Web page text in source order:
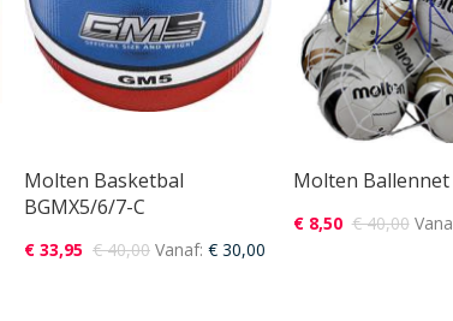
Molten Basketbal
BGMX5/6/7-C
€ 33,95 € 40,00 Vanaf € 30,00
Molten Ballennet
€ 8,50 € 40,00